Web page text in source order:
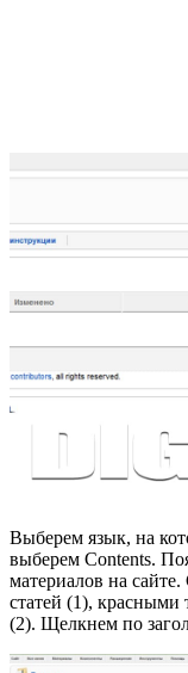
Выберем язык, на
выберем Contents.
материалов на
статей (1), красными
(2). Щелкнем по